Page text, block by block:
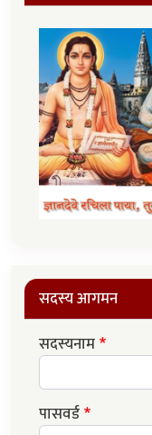
सदस्य आगमन
सदस्यनाम
पासवर्ड